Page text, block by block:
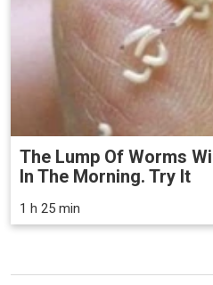
The Lump Of Worms
In The Morning. Try It
1 h 25 min